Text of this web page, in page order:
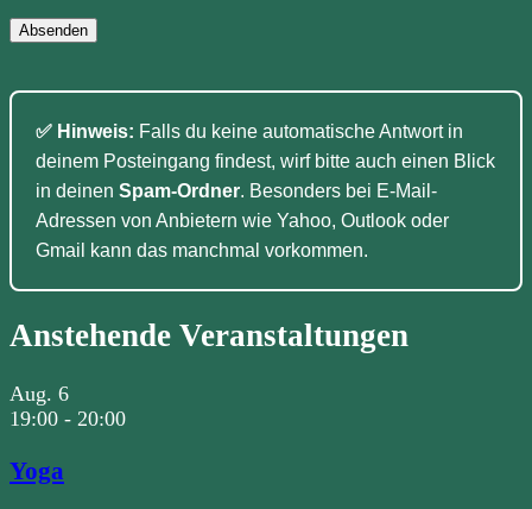
Bitte lasse dieses Feld leer.
✅ Hinweis: Falls du keine automatische Antwort in
deinem Posteingang findest, wirf bitte auch einen Blick
in deinen Spam-Ordner. Besonders bei E-Mail-
Adressen von Anbietern wie Yahoo, Outlook oder
Gmail kann das manchmal vorkommen.
Anstehende Veranstaltungen
Aug. 6
19:00 - 20:00
Yoga